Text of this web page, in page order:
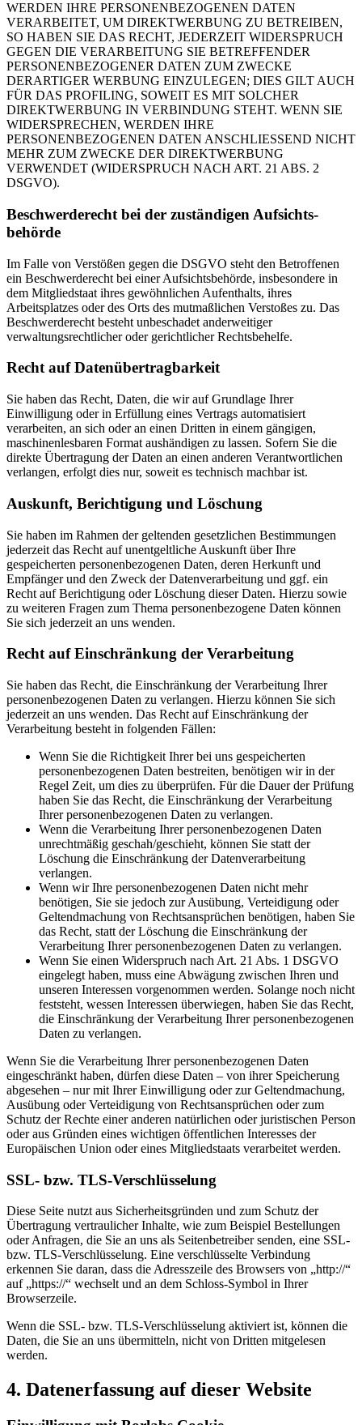
WERDEN IHRE PERSONENBEZOGENEN DATEN
VERARBEITET, UM DIREKTWERBUNG ZU BETREIBEN,
SO HABEN SIE DAS RECHT, JEDERZEIT WIDERSPRUCH
GEGEN DIE VERARBEITUNG SIE BETREFFENDER
PERSONENBEZOGENER DATEN ZUM ZWECKE
DERARTIGER WERBUNG EINZULEGEN; DIES GILT AUCH
FÜR DAS PROFILING, SOWEIT ES MIT SOLCHER
DIREKTWERBUNG IN VERBINDUNG STEHT. WENN SIE
WIDERSPRECHEN, WERDEN IHRE
PERSONENBEZOGENEN DATEN ANSCHLIESSEND NICHT
MEHR ZUM ZWECKE DER DIREKTWERBUNG
VERWENDET (WIDERSPRUCH NACH ART. 21 ABS. 2
DSGVO).
Beschwerde­recht bei der zuständigen Aufsichts­
behörde
Im Falle von Verstößen gegen die DSGVO steht den Betroffenen
ein Beschwerderecht bei einer Aufsichtsbehörde, insbesondere in
dem Mitgliedstaat ihres gewöhnlichen Aufenthalts, ihres
Arbeitsplatzes oder des Orts des mutmaßlichen Verstoßes zu. Das
Beschwerderecht besteht unbeschadet anderweitiger
verwaltungsrechtlicher oder gerichtlicher Rechtsbehelfe.
Recht auf Daten­übertrag­barkeit
Sie haben das Recht, Daten, die wir auf Grundlage Ihrer
Einwilligung oder in Erfüllung eines Vertrags automatisiert
verarbeiten, an sich oder an einen Dritten in einem gängigen,
maschinenlesbaren Format aushändigen zu lassen. Sofern Sie die
direkte Übertragung der Daten an einen anderen Verantwortlichen
verlangen, erfolgt dies nur, soweit es technisch machbar ist.
Auskunft, Berichtigung und Löschung
Sie haben im Rahmen der geltenden gesetzlichen Bestimmungen
jederzeit das Recht auf unentgeltliche Auskunft über Ihre
gespeicherten personenbezogenen Daten, deren Herkunft und
Empfänger und den Zweck der Datenverarbeitung und ggf. ein
Recht auf Berichtigung oder Löschung dieser Daten. Hierzu sowie
zu weiteren Fragen zum Thema personenbezogene Daten können
Sie sich jederzeit an uns wenden.
Recht auf Einschränkung der Verarbeitung
Sie haben das Recht, die Einschränkung der Verarbeitung Ihrer
personenbezogenen Daten zu verlangen. Hierzu können Sie sich
jederzeit an uns wenden. Das Recht auf Einschränkung der
Verarbeitung besteht in folgenden Fällen:
Wenn Sie die Richtigkeit Ihrer bei uns gespeicherten
personenbezogenen Daten bestreiten, benötigen wir in der
Regel Zeit, um dies zu überprüfen. Für die Dauer der Prüfung
haben Sie das Recht, die Einschränkung der Verarbeitung
Ihrer personenbezogenen Daten zu verlangen.
Wenn die Verarbeitung Ihrer personenbezogenen Daten
unrechtmäßig geschah/geschieht, können Sie statt der
Löschung die Einschränkung der Datenverarbeitung
verlangen.
Wenn wir Ihre personenbezogenen Daten nicht mehr
benötigen, Sie sie jedoch zur Ausübung, Verteidigung oder
Geltendmachung von Rechtsansprüchen benötigen, haben Sie
das Recht, statt der Löschung die Einschränkung der
Verarbeitung Ihrer personenbezogenen Daten zu verlangen.
Wenn Sie einen Widerspruch nach Art. 21 Abs. 1 DSGVO
eingelegt haben, muss eine Abwägung zwischen Ihren und
unseren Interessen vorgenommen werden. Solange noch nicht
feststeht, wessen Interessen überwiegen, haben Sie das Recht,
die Einschränkung der Verarbeitung Ihrer personenbezogenen
Daten zu verlangen.
Wenn Sie die Verarbeitung Ihrer personenbezogenen Daten
eingeschränkt haben, dürfen diese Daten – von ihrer Speicherung
abgesehen – nur mit Ihrer Einwilligung oder zur Geltendmachung,
Ausübung oder Verteidigung von Rechtsansprüchen oder zum
Schutz der Rechte einer anderen natürlichen oder juristischen Person
oder aus Gründen eines wichtigen öffentlichen Interesses der
Europäischen Union oder eines Mitgliedstaats verarbeitet werden.
SSL- bzw. TLS-Verschlüsselung
Diese Seite nutzt aus Sicherheitsgründen und zum Schutz der
Übertragung vertraulicher Inhalte, wie zum Beispiel Bestellungen
oder Anfragen, die Sie an uns als Seitenbetreiber senden, eine SSL-
bzw. TLS-Verschlüsselung. Eine verschlüsselte Verbindung
erkennen Sie daran, dass die Adresszeile des Browsers von „http://“
auf „https://“ wechselt und an dem Schloss-Symbol in Ihrer
Browserzeile.
Wenn die SSL- bzw. TLS-Verschlüsselung aktiviert ist, können die
Daten, die Sie an uns übermitteln, nicht von Dritten mitgelesen
werden.
4. Datenerfassung auf dieser Website